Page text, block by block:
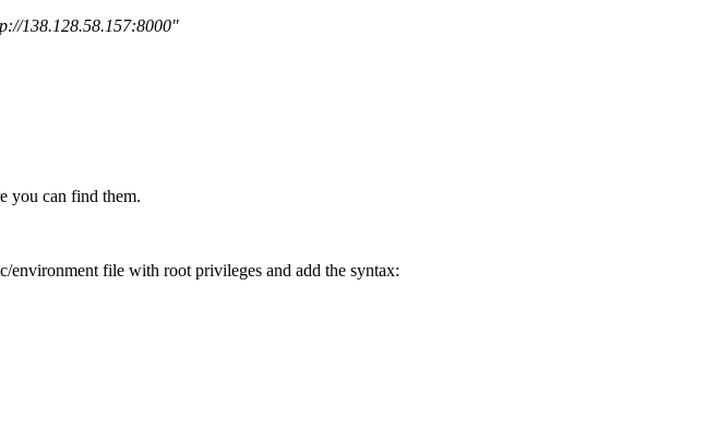
138.128.58.157:8000"
you can find them.
file with root privileges and add the syntax: